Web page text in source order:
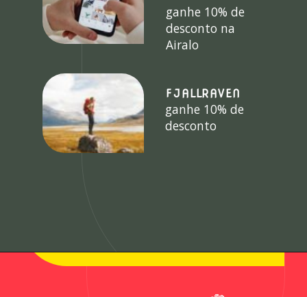
ganhe 10% de
desconto na
Airalo
FJALLRAVEN
ganhe 10% de
desconto